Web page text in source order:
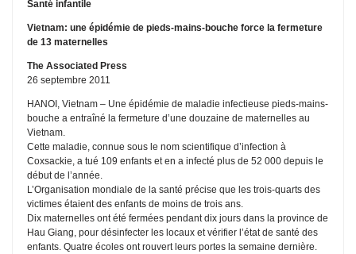
Santé infantile
Vietnam: une épidémie de pieds-mains-bouche force la fermeture
de 13 maternelles
The Associated Press
26 septembre 2011
HANOI, Vietnam – Une épidémie de maladie infectieuse pieds-mains-
bouche a entraîné la fermeture d’une douzaine de maternelles au
Vietnam.
Cette maladie, connue sous le nom scientifique d’infection à
Coxsackie, a tué 109 enfants et en a infecté plus de 52 000 depuis le
début de l’année.
L’Organisation mondiale de la santé précise que les trois-quarts des
victimes étaient des enfants de moins de trois ans.
Dix maternelles ont été fermées pendant dix jours dans la province de
Hau Giang, pour désinfecter les locaux et vérifier l’état de santé des
enfants. Quatre écoles ont rouvert leurs portes la semaine dernière.